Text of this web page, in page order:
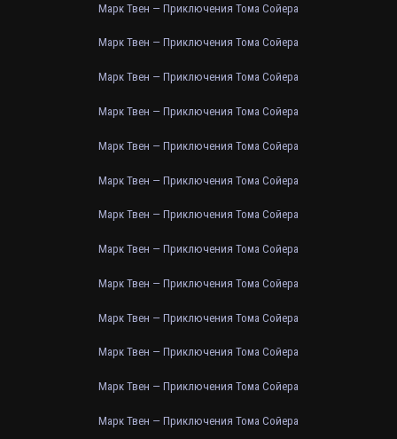
Марк Твен — Приключения Тома Сойера
Марк Твен — Приключения Тома Сойера
Марк Твен — Приключения Тома Сойера
Марк Твен — Приключения Тома Сойера
Марк Твен — Приключения Тома Сойера
Марк Твен — Приключения Тома Сойера
Марк Твен — Приключения Тома Сойера
Марк Твен — Приключения Тома Сойера
Марк Твен — Приключения Тома Сойера
Марк Твен — Приключения Тома Сойера
Марк Твен — Приключения Тома Сойера
Марк Твен — Приключения Тома Сойера
Марк Твен — Приключения Тома Сойера